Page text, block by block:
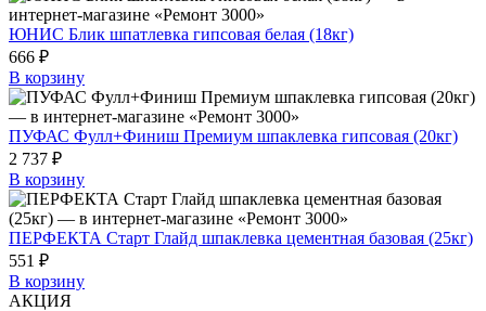
ЮНИС Блик шпатлевка гипсовая белая (18кг)
666 ₽
В корзину
ПУФАС Фулл+Финиш Премиум шпаклевка гипсовая (20кг)
2 737 ₽
В корзину
ПЕРФЕКТА Старт Глайд шпаклевка цементная базовая (25кг)
551 ₽
В корзину
АКЦИЯ